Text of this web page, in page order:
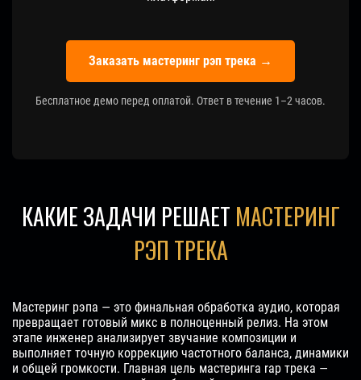
Заказать мастеринг рэп трека →
Бесплатное демо перед оплатой. Ответ в течение 1–2 часов.
КАКИЕ ЗАДАЧИ РЕШАЕТ МАСТЕРИНГ
РЭП ТРЕКА
Мастеринг рэпа — это финальная обработка аудио, которая
превращает готовый микс в полноценный релиз. На этом
этапе инженер анализирует звучание композиции и
выполняет точную коррекцию частотного баланса, динамики
и общей громкости. Главная цель мастеринга rap трека —